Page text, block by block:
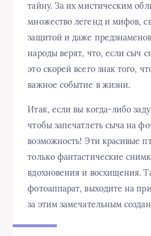
тайну. За их мистическим
множество легенд и мифов,
защитой и даже
народы верят, что, если сыч
это скорей всего знак того,
важное событие в жизни.
Итак, если вы когда-либо
чтобы запечатлеть сыча на
возможность! Эти красивые
только фантастические
вдохновения и восхищения.
фотоаппарат, выходите на
за этим замечательным